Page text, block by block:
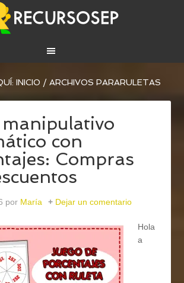
INICIO / ARCHIVOS PARARULETAS
con
Compras
por María Dejar un comentario
Hola
a